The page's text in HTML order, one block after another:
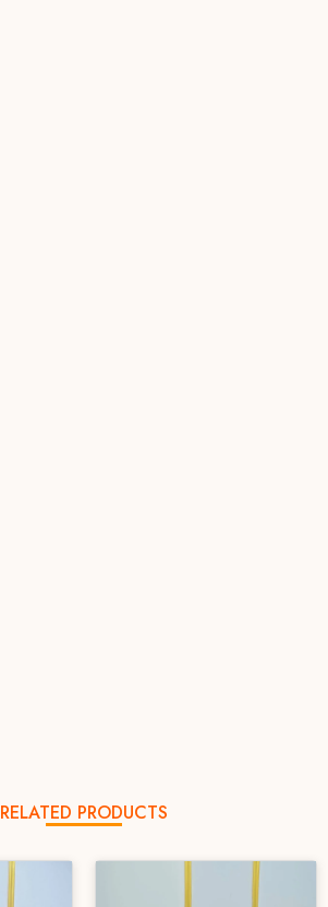
RELATED PRODUCTS